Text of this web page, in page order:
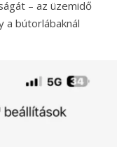
– az üzemidő
a bútorlábaknál